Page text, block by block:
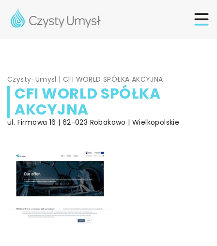
Czysty-Umysl |CFI WORLD SPÓŁKA AKCYJNA
CFI WORLD SPÓŁKA
AKCYJNA
ul. Firmowa 16 | 62-023 Robakowo | Wielkopolskie